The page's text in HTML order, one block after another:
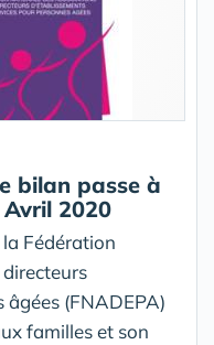
bilan passe à
2020
Fédération
âgées (FNADEPA)
familles et son